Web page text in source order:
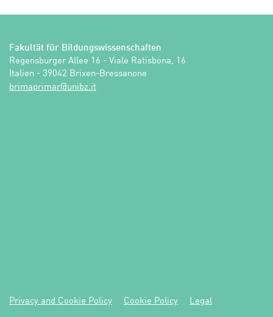
Fakultät für Bildungswissenschaften
Regensburger Allee 16 - Viale Ratisbona, 16
Italien - 39042 Brixen-Bressanone
ti.zbinu@ramirpamirb
Privacy and Cookie Policy Cookie Policy Legal